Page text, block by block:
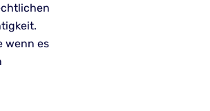
wenn es